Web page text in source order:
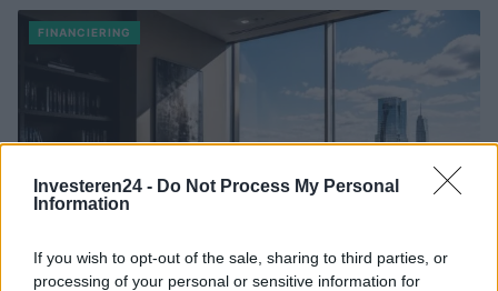
Investeren24 - Do Not Process My Personal
Information
If you wish to opt-out of the sale, sharing to third parties, or
processing of your personal or sensitive information for
FINANCIERING